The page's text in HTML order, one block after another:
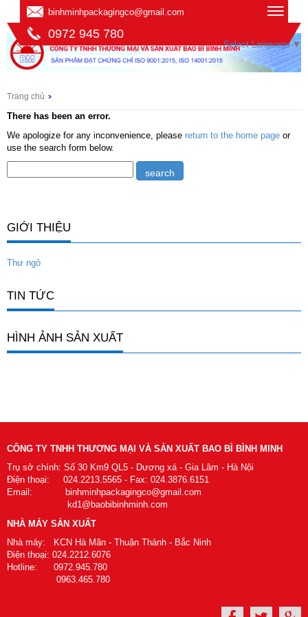
binhminhpackagingco@gmail.com
0972 945 780
Select Language ▼
Trang chủ
There has been an error.
We apologize for any inconvenience, please return to the home page or
use the search form below.
GIỚI THIỆU
Thư ngỏ
TIN TỨC
HÌNH ẢNH SẢN XUẤT
CÔNG TY TNHH THƯƠNG MẠI VÀ SẢN XUẤT BAO BÌ BÌNH MINH
Trụ sở chính: Số 30 Km9 QL5 - Dương xá - Gia Lâm - Hà Nội
Điện thoại: 024.2213.5565 - Fax: 024.3876.6151
Email: binhminhpackagingco@gmail.com
kd1@baobibinhminh.com
NHÀ MÁY SẢN XUẤT
Nhà máy: KCN Hà Mãn - Thuận Thành - Bắc Ninh
Điện thoại: 024.2212.6076
Hotline: 0972.945.780
0963.465.780